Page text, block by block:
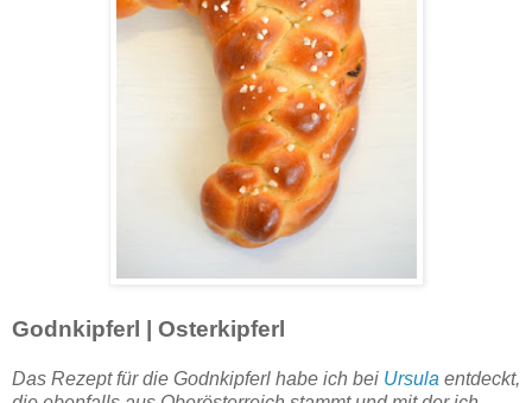
Godnkipferl | Osterkipferl
Das Rezept für die Godnkipferl habe ich bei Ursula entdeckt,